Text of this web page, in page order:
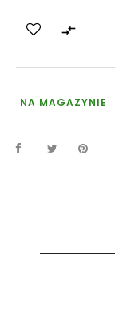

NA MAGAZYNIE